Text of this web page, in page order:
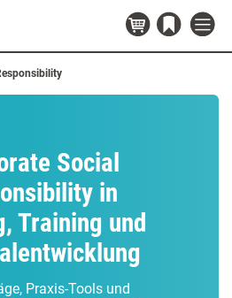
Social
in
Training und
Praxis-Tools und